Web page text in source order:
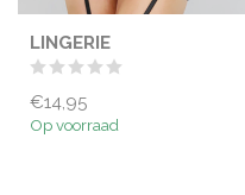
LINGERIE
€14,95
Op voorraad